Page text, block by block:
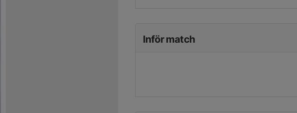
Inför match